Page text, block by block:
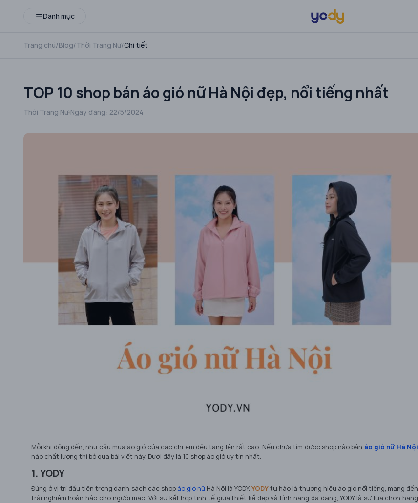
Danh mục
Trang chủ/Blog/Thời Trang Nữ/Chi tiết
TOP 10 shop bán áo gió nữ Hà Nội đẹp, nổi tiếng nhất
Thời Trang Nữ Ngày đăng: 22/5/2024
Mỗi khi đông đến, nhu cầu mua áo gió của các chị em đều tăng lên rất cao. Nếu chưa tìm được shop nào bán áo gió nữ Hà Nội
nào chất lượng thì bỏ qua bài viết này. Dưới đây là 10 shop áo gió uy tín nhất.
1. YODY
Đứng ở vị trí đầu tiên trong danh sách các shop áo gió nữHà Nội là YODY.YODYtự hào là thương hiệu áo gió nổi tiếng, mang đến
trải nghiệm hoàn hảo cho người mặc. Với sự kết hợp tinh tế giữa thiết kế đẹp và tính năng đa dạng, YODY là sự lựa chọn hàng